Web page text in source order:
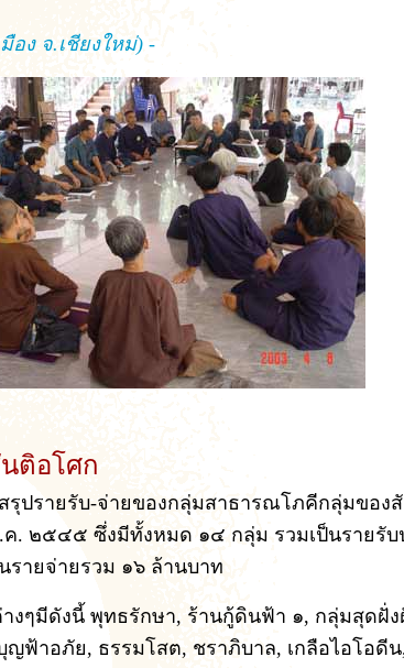
อง จ.เชียงใหม่) -
ติอโศก
รุปรายรับ-จ่ายของกลุ่มสาธารณโภคีกลุ่มของ
ค. ๒๕๔๕ ซึ่งมีทั้งหมด ๑๔ กลุ่ม รวมเป็นรายรั
ายจ่ายรวม ๑๖ ล้านบาท
งๆมีดังนี้ พุทธรักษา, ร้านกู้ดินฟ้า ๑, กลุ่มสุดฝั่
ญฟ้าอภัย, ธรรมโสต, ชราภิบาล, เกลือไอโอดี